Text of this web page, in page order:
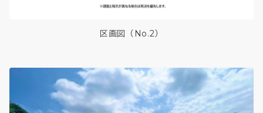
区画図（No.2）